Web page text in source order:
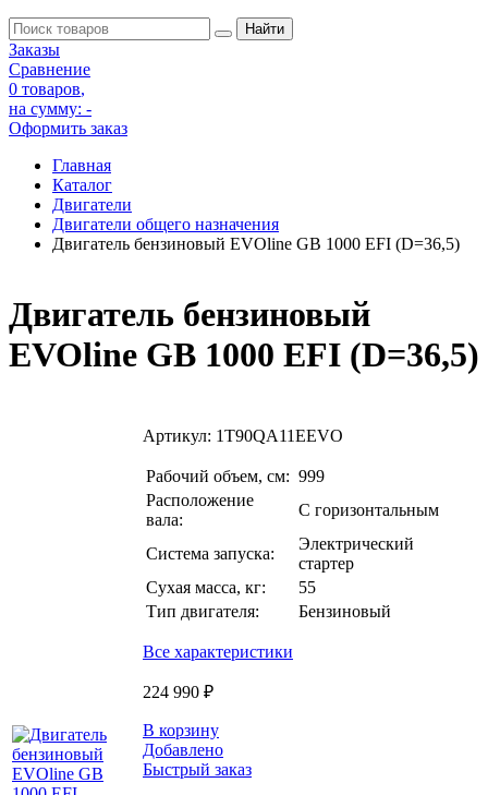
Заказы
Сравнение
0 товаров,
на сумму: -
Оформить заказ
Главная
Каталог
Двигатели
Двигатели общего назначения
Двигатель бензиновый EVOline GB 1000 EFI (D=36,5)
Двигатель бензиновый
EVOline GB 1000 EFI (D=36,5)
Артикул: 1T90QA11EEVO
Рабочий объем, см: 999
Расположение
вала:
С горизонтальным
Система запуска:
Электрический
стартер
Сухая масса, кг:
55
Тип двигателя:
Бензиновый
Все характеристики
224 990 ₽
В корзину
Добавлено
Быстрый заказ